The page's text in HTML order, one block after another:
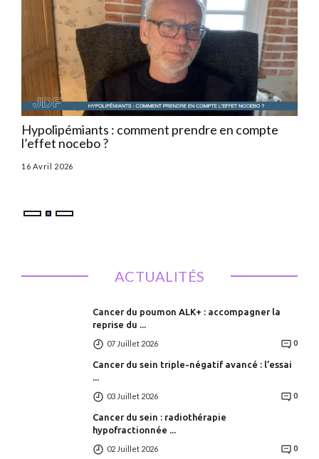
Hypolipémiants : comment prendre en compte
l’effet nocebo ?
16 Avril 2026
ACTUALITÉS
Cancer du poumon ALK+ : accompagner la
reprise du ...
07 Juillet 2026 0
Cancer du sein triple-négatif avancé : l’essai
...
03 Juillet 2026 0
Cancer du sein : radiothérapie
hypofractionnée ...
02 Juillet 2026 0